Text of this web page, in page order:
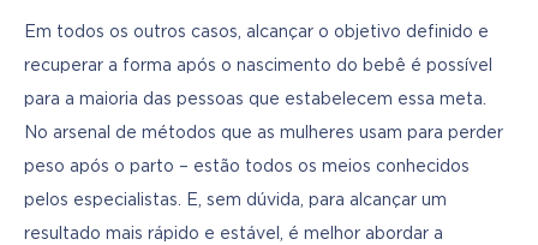
Em todos os outros casos, alcançar o objetivo definido e
recuperar a forma após o nascimento do bebê é possível
para a maioria das pessoas que estabelecem essa meta.
No arsenal de métodos que as mulheres usam para perder
peso após o parto – estão todos os meios conhecidos
pelos especialistas. E, sem dúvida, para alcançar um
resultado mais rápido e estável, é melhor abordar a